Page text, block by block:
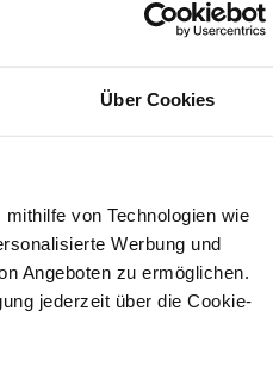
Über Cookies
von Technologien wie
Werbung und
Angeboten zu ermöglichen.
jederzeit über die Cookie-